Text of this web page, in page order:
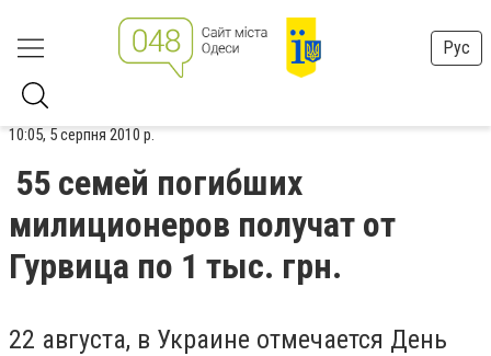
Рус
10:05, 5 серпня 2010 р.
55 семей погибших
милиционеров получат от
Гурвица по 1 тыс. грн.
22 августа, в Украине отмечается День